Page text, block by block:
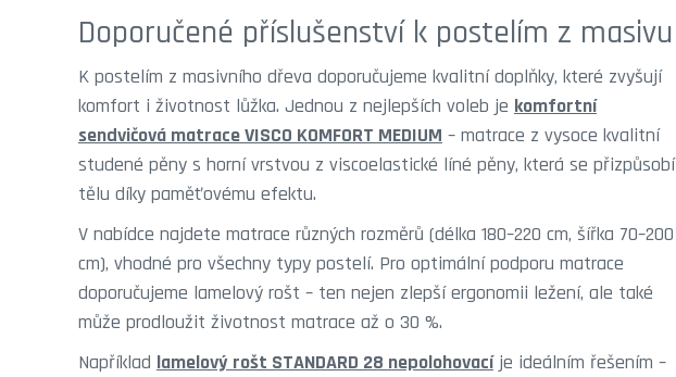
Doporučené příslušenství k postelím z masivu
K postelím z masivního dřeva doporučujeme kvalitní doplňky, které zvyšují
komfort i životnost lůžka. Jednou z nejlepších voleb je komfortní
sendvičová matrace VISCO KOMFORT MEDIUM – matrace z vysoce kvalitní
studené pěny s horní vrstvou z viscoelastické líné pěny, která se přizpůsobí
tělu díky paměťovému efektu.
V nabídce najdete matrace různých rozměrů (délka 180–220 cm, šířka 70–200
cm), vhodné pro všechny typy postelí. Pro optimální podporu matrace
doporučujeme lamelový rošt – ten nejen zlepší ergonomii ležení, ale také
může prodloužit životnost matrace až o 30 %.
Například lamelový rošt STANDARD 28 nepolohovacíje ideálním řešením –